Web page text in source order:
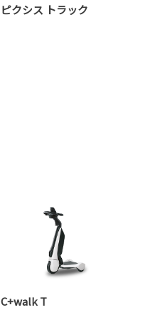
ピクシス トラック
C+walk T